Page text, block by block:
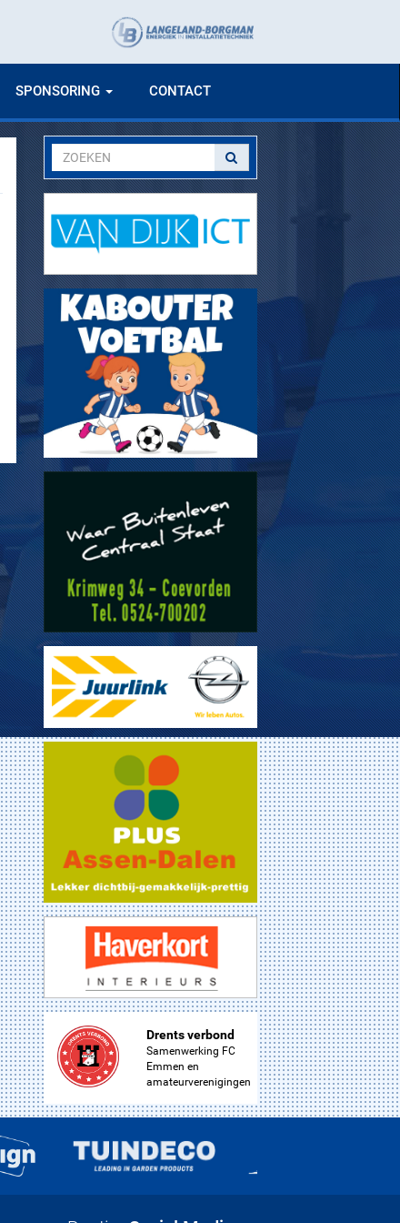
SPONSORING CONTACT
Drents verbond
Samenwerking FC
Emmen en
amateurverenigingen